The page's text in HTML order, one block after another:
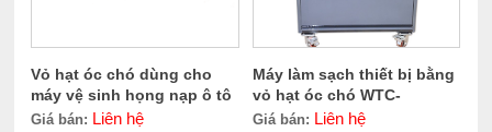
Vỏ hạt óc chó dùng cho
máy vệ sinh họng nạp ô tô
CERES CE-100.1011
Giá bán: Liên hệ
Máy làm sạch thiết bị bằng
vỏ hạt óc chó WTC-
100.1010
Giá bán: Liên hệ